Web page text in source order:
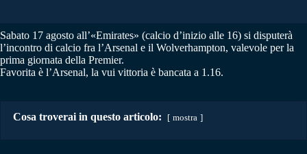
Sabato 17 agosto all’«Emirates» (calcio d’inizio alle 16) si disputerà
l’incontro di calcio fra l’Arsenal e il Wolverhampton, valevole per la
prima giornata della Premier.
Favorita è l’Arsenal, la vui vittoria è bancata a 1.16.
Cosa troverai in questo articolo: mostra